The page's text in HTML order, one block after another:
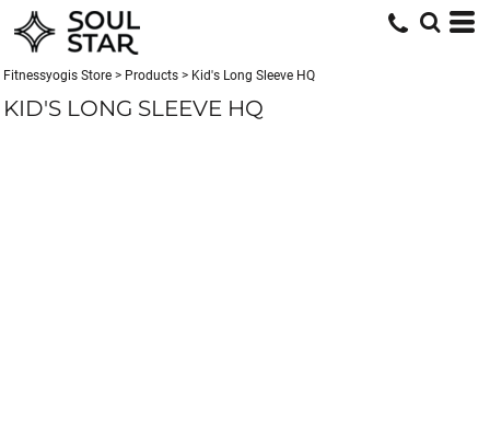
Fitnessyogis Store > Products > Kid's Long Sleeve HQ
KID'S LONG SLEEVE HQ